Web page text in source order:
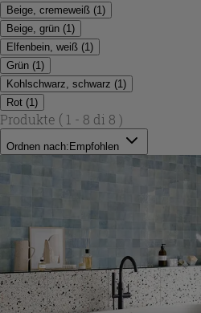
Beige, cremeweiß (1 )
Beige, grün (1 )
Elfenbein, weiß (1 )
Grün (1 )
Kohlschwarz, schwarz (1 )
Rot (1 )
Produkte ( 1 - 8 di 8 )
Ordnen nach: Empfohlen